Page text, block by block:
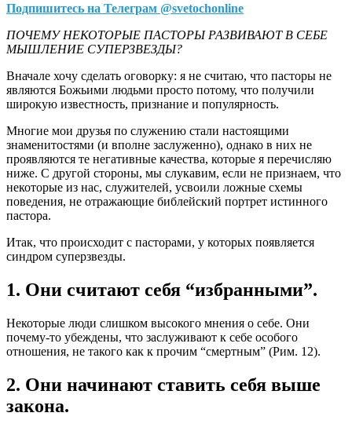
Подпишитесь на Телеграм @svetochonline
ПОЧЕМУ НЕКОТОРЫЕ ПАСТОРЫ РАЗВИВАЮТ В СЕБЕ
МЫШЛЕНИЕ СУПЕРЗВЕЗДЫ?
Вначале хочу сделать оговорку: я не считаю, что пасторы не
являются Божьими людьми просто потому, что получили
широкую известность, признание и популярность.
Многие мои друзья по служению стали настоящими
знаменитостями (и вполне заслуженно), однако в них не
проявляются те негативные качества, которые я перечисляю
ниже. С другой стороны, мы слукавим, если не признаем, что
некоторые из нас, служителей, усвоили ложные схемы
поведения, не отражающие библейский портрет истинного
пастора.
Итак, что происходит с пасторами, у которых появляется
синдром суперзвезды.
1. Они считают себя “избранными”.
Некоторые люди слишком высокого мнения о себе. Они
почему-то убеждены, что заслуживают к себе особого
отношения, не такого как к прочим “смертным” (Рим. 12).
2. Они начинают ставить себя выше
закона.